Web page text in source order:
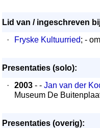
Lid van / ingeschreven
·
Fryske Kultuurried; -
Presentaties (solo):
·
2003 - - Jan van der
Museum De
Presentaties (overig):